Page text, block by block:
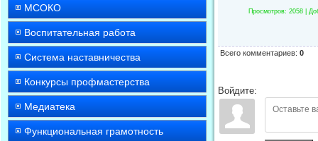
МСОКО
Воспитательная работа
Система наставничества
Конкурсы профмастерства
Медиатека
Функциональная грамотность
Просмотров: 2058 |
Всего комментариев: 0
Войдите: